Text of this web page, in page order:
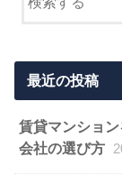
最近の投稿
賃貸マンショ
会社の選び方